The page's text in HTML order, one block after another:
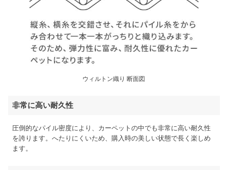
ウィルトン織り 断面図
非常に高い耐久性
圧倒的なパイル密度により、カーペットの中でも非常に高い耐久性
を誇ります。へたりにくいため、購入時の美しい状態で長く楽しめ
ます。